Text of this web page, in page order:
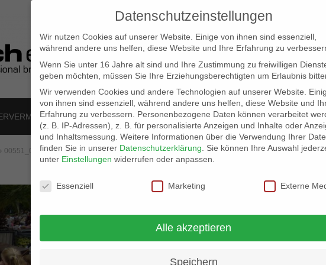
LOCATION SCOUT ELB-LOCATION: PANORAMA
 00551_07
Datenschutzeinstellungen
Wir nutzen Cookies auf unserer Website. Einige von ihnen sind essenziell,
während andere uns helfen, diese Website und Ihre Erfahrung zu
Wenn Sie unter 16 Jahre alt sind und Ihre Zustimmung zu freiwilligen
geben möchten, müssen Sie Ihre Erziehungsberechtigten um Erlaubnis
Wir verwenden Cookies und andere Technologien auf unserer Website.
von ihnen sind essenziell, während andere uns helfen, diese Website und
Erfahrung zu verbessern.
Personenbezogene Daten können verarbeitet
(z. B. IP-Adressen), z. B. für personalisierte Anzeigen und Inhalte oder
und Inhaltsmessung. Weitere Informationen über die Verwendung Ihrer
finden Sie in unserer Datenschutzerklärung
Sie können Ihre Auswahl
unter Einstellungen widerrufen oder anpassen.
Datenschutzeinstellungen
Essenziell Marketing Externe
Alle akzeptieren
Speichern